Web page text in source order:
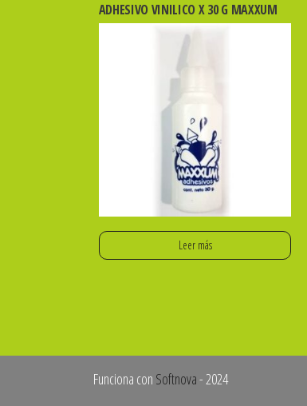
ADHESIVO VINILICO X 30 G MAXXUM
Leer más
Funciona con Softnova- 2024